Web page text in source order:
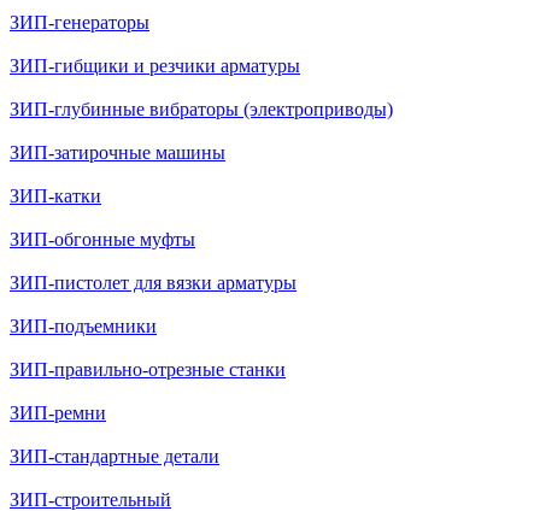
ЗИП-генераторы
ЗИП-гибщики и резчики арматуры
ЗИП-глубинные вибраторы (электроприводы)
ЗИП-затирочные машины
ЗИП-катки
ЗИП-обгонные муфты
ЗИП-пистолет для вязки арматуры
ЗИП-подъемники
ЗИП-правильно-отрезные станки
ЗИП-ремни
ЗИП-стандартные детали
ЗИП-строительный